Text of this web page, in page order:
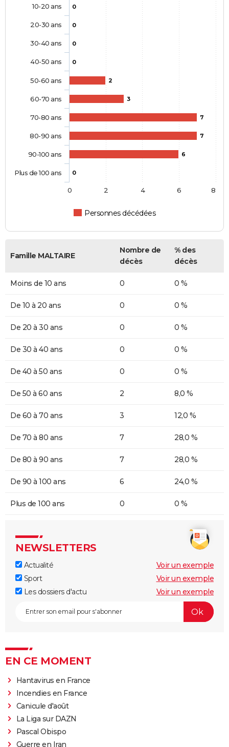
0
0
0
0
2
3
7
7
6
0
Personnes décédées
10-20 ans
20-30 ans
30-40 ans
40-50 ans
50-60 ans
60-70 ans
70-80 ans
80-90 ans
90-100 ans
Plus de 100 ans
0 2 4 6 8
Famille MALTAIRE
Nombre de
décès
% des
décès
Moins de 10 ans 0 0 %
De 10 à 20 ans 0 0 %
De 20 à 30 ans 0 0 %
De 30 à 40 ans 0 0 %
De 40 à 50 ans 0 0 %
De 50 à 60 ans 2 8,0 %
De 60 à 70 ans 3 12,0 %
De 70 à 80 ans 7 28,0 %
De 80 à 90 ans 7 28,0 %
De 90 à 100 ans 6 24,0 %
Plus de 100 ans 0 0 %
NEWSLETTERS
Actualité
Voir un exemple
Sport
Voir un exemple
Les dossiers d'actu
Voir un exemple
EN CE MOMENT
Hantavirus en France
Incendies en France
Canicule d'août
La Liga sur DAZN
Pascal Obispo
Guerre en Iran